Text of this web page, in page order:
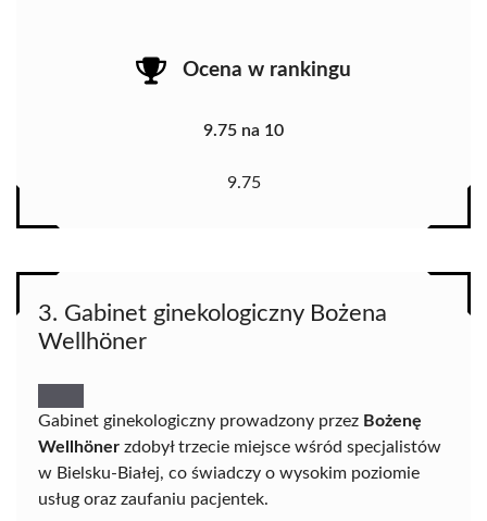
Ocena w rankingu
9.75 na 10
9.75
3. Gabinet ginekologiczny Bożena
Wellhöner
Gabinet ginekologiczny prowadzony przez Bożenę
Wellhöner zdobył trzecie miejsce wśród specjalistów
w Bielsku-Białej, co świadczy o wysokim poziomie
usług oraz zaufaniu pacjentek.